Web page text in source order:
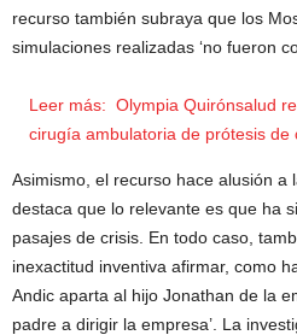
recurso también subraya que los
simulaciones realizadas ‘no fueron
Leer más: Olympia Quirónsalud
cirugía ambulatoria de prótesis de
Asimismo, el recurso hace alusión a
destaca que lo relevante es que ha
pasajes de crisis. En todo caso,
inexactitud inventiva afirmar, como
Andic aparta al hijo Jonathan de la
padre a dirigir la empresa’. La